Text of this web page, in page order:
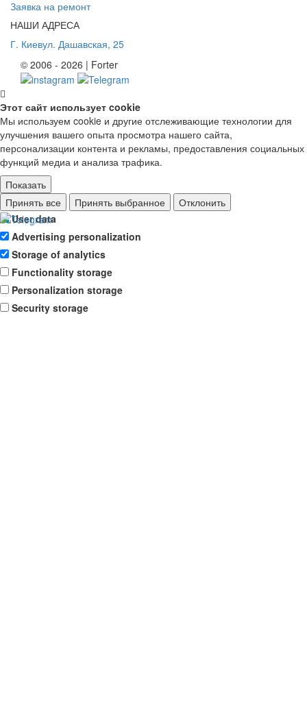
Заявка на ремонт
НАШИ АДРЕСА
Г. Киевул. Дашавская, 25
© 2006 - 2026 | Forter
Этот сайт использует cookie
Мы используем cookie и другие отслеживающие технологии для
улучшения вашего опыта просмотра нашего сайта,
персонализации контента и рекламы, предоставления социальных
функций медиа и анализа трафика.
Показать
Ad storage
User data
Advertising personalization
Storage of analytics
Functionality storage
Personalization storage
Security storage
Принять все Принять выбранное Отклонить